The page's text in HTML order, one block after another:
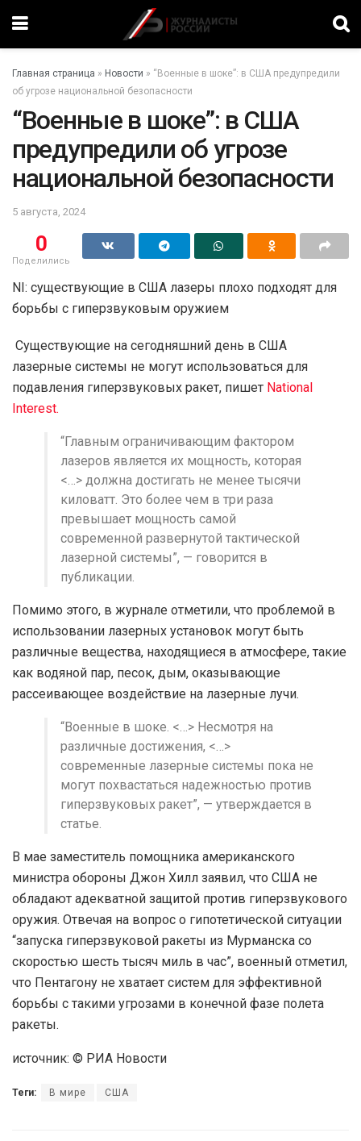
Главная страница » Новости » “Военные в шоке”: в США предупредили
об угрозе национальной безопасности
“Военные в шоке”: в США
предупредили об угрозе
национальной безопасности
5 августа, 2024
0
Поделились
NI: существующие в США лазеры плохо подходят для
борьбы с гиперзвуковым оружием
Существующие на сегодняшний день в США
лазерные системы не могут использоваться для
подавления гиперзвуковых ракет, пишет National
Interest.
“Главным ограничивающим фактором
лазеров является их мощность, которая
<…> должна достигать не менее тысячи
киловатт. Это более чем в три раза
превышает мощность самой
современной развернутой тактической
лазерной системы”, — говорится в
публикации.
Помимо этого, в журнале отметили, что проблемой в
использовании лазерных установок могут быть
различные вещества, находящиеся в атмосфере, такие
как водяной пар, песок, дым, оказывающие
рассеивающее воздействие на лазерные лучи.
“Военные в шоке. <…> Несмотря на
различные достижения, <…>
современные лазерные системы пока не
могут похвастаться надежностью против
гиперзвуковых ракет”, — утверждается в
статье.
В мае заместитель помощника американского
министра обороны Джон Хилл заявил, что США не
обладают адекватной защитой против гиперзвукового
оружия. Отвечая на вопрос о гипотетической ситуации
“запуска гиперзвуковой ракеты из Мурманска со
скоростью шесть тысяч миль в час”, военный отметил,
что Пентагону не хватает систем для эффективной
борьбы с такими угрозами в конечной фазе полета
ракеты.
источник: © РИА Новости
Теги: В мире США